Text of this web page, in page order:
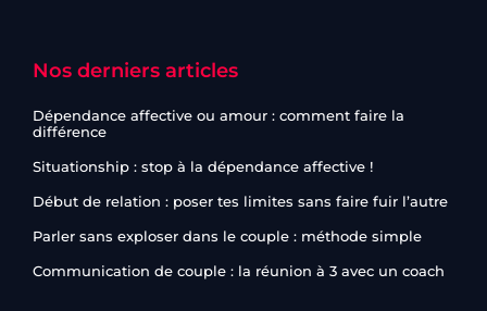
Nos derniers articles
Dépendance affective ou amour : comment faire la
différence
Situationship : stop à la dépendance affective !
Début de relation : poser tes limites sans faire fuir l’autre
Parler sans exploser dans le couple : méthode simple
Communication de couple : la réunion à 3 avec un coach